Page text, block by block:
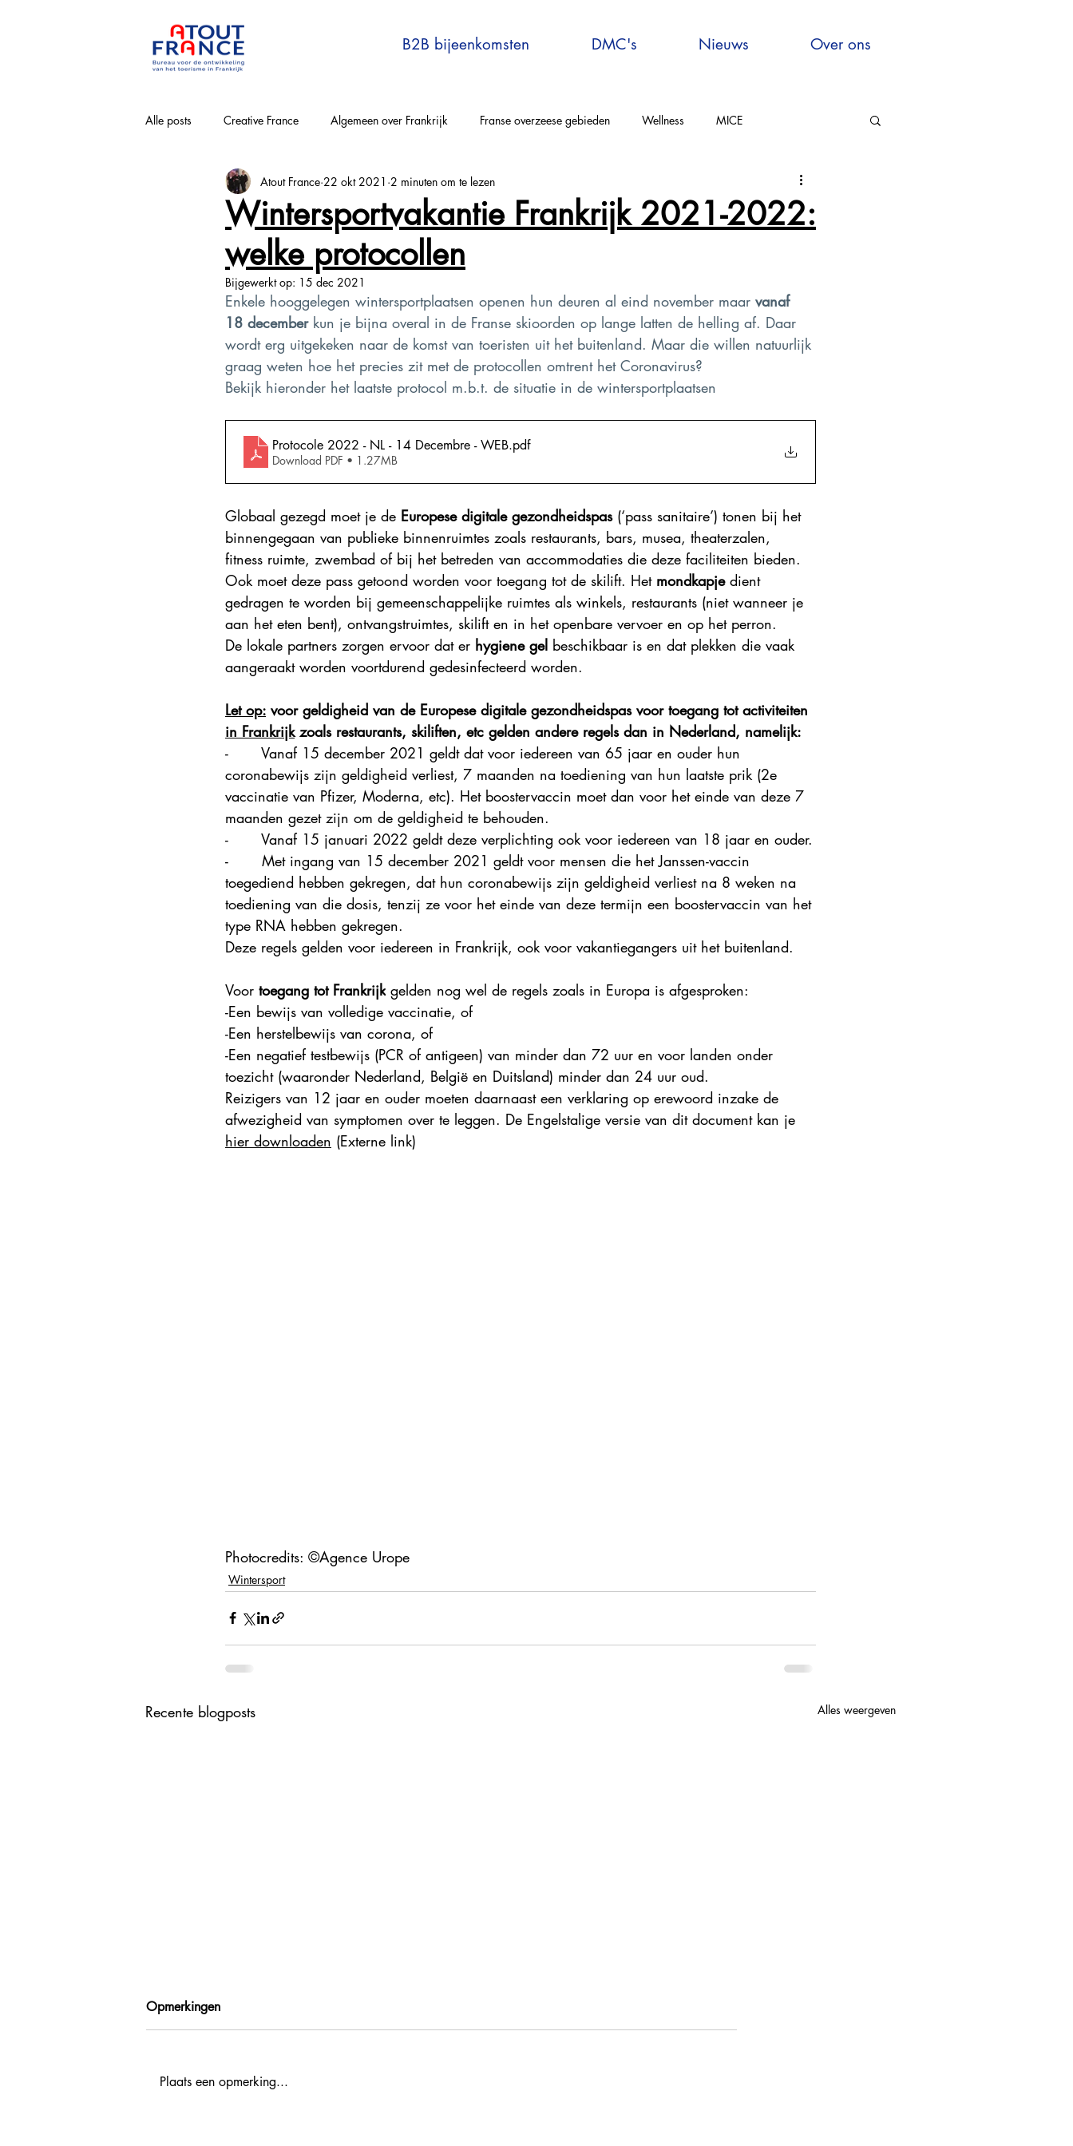
B2B bijeenkomsten DMC's Nieuws Over ons
Alle posts Creative France Algemeen over Frankrijk Franse overzeese gebieden Wellness MICE
Bourgogne-Franche-Comté Nouvelle-Aquitaine Auvergne-Rhône-Alpes Hauts-de-France
Loirevallei Normandie Parijs en omgeving
Provence-Alpes-Côte-d'Azur Wintersport Explore France Virtual Travel to France France Excellence
Steden en korte vakanties DMC Explore France 2023 Explore France 2022 Explore France 2024
Explore France 2025
Wintersportvakantie Frankrijk 2021-2022:
welke protocollen
Atout France 22 okt 2021 2 minuten om te lezen
Bijgewerkt op: 15 dec 2021
Enkele hooggelegen wintersportplaatsen openen hun deuren al eind november maar vanaf
18 december kun je bijna overal in de Franse skioorden op lange latten de helling af. Daar
wordt erg uitgekeken naar de komst van toeristen uit het buitenland. Maar die willen natuurlijk
graag weten hoe het precies zit met de protocollen omtrent het Coronavirus?
Bekijk hieronder het laatste protocol m.b.t. de situatie in de wintersportplaatsen
Protocole 2022 - NL - 14 Decembre - WEB.pdf
Download PDF • 1.27MB
Globaal gezegd moet je de Europese digitale gezondheidspas (‘pass sanitaire’) tonen bij het
binnengegaan van publieke binnenruimtes zoals restaurants, bars, musea, theaterzalen,
fitness ruimte, zwembad of bij het betreden van accommodaties die deze faciliteiten bieden.
Ook moet deze pass getoond worden voor toegang tot de skilift. Het mondkapje dient
gedragen te worden bij gemeenschappelijke ruimtes als winkels, restaurants (niet wanneer je
aan het eten bent), ontvangstruimtes, skilift en in het openbare vervoer en op het perron.
De lokale partners zorgen ervoor dat er hygiene gel beschikbaar is en dat plekken die vaak
aangeraakt worden voortdurend gedesinfecteerd worden.
Let op: voor geldigheid van de Europese digitale gezondheidspas voor toegang tot activiteiten
in Frankrijk zoals restaurants, skiliften, etc gelden andere regels dan in Nederland, namelijk:
- Vanaf 15 december 2021 geldt dat voor iedereen van 65 jaar en ouder hun
coronabewijs zijn geldigheid verliest, 7 maanden na toediening van hun laatste prik (2e
vaccinatie van Pfizer, Moderna, etc). Het boostervaccin moet dan voor het einde van deze 7
maanden gezet zijn om de geldigheid te behouden.
- Vanaf 15 januari 2022 geldt deze verplichting ook voor iedereen van 18 jaar en ouder.
- Met ingang van 15 december 2021 geldt voor mensen die het Janssen-vaccin
toegediend hebben gekregen, dat hun coronabewijs zijn geldigheid verliest na 8 weken na
toediening van die dosis, tenzij ze voor het einde van deze termijn een boostervaccin van het
type RNA hebben gekregen.
Deze regels gelden voor iedereen in Frankrijk, ook voor vakantiegangers uit het buitenland.
Voor toegang tot Frankrijk gelden nog wel de regels zoals in Europa is afgesproken:
-Een bewijs van volledige vaccinatie, of
-Een herstelbewijs van corona, of
-Een negatief testbewijs (PCR of antigeen) van minder dan 72 uur en voor landen onder
toezicht (waaronder Nederland, België en Duitsland) minder dan 24 uur oud.
Reizigers van 12 jaar en ouder moeten daarnaast een verklaring op erewoord inzake de
afwezigheid van symptomen over te leggen. De Engelstalige versie van dit document kan je
hier downloaden (Externe link)
Photocredits: ©Agence Urope
Wintersport
Recente blogposts Alles weergeven
Opmerkingen
Plaats een opmerking...